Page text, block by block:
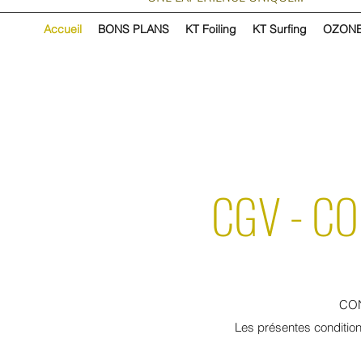
Accueil BONS PLANS KT Foiling KT Surfing
CGV -
Les présentes